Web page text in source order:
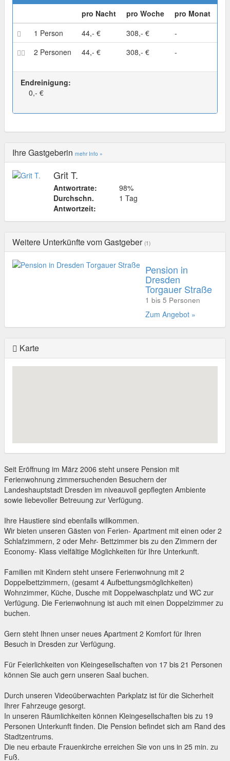
pro Nacht pro Woche
pro Monat
1 Person
44,- € 308,- €
-
2 Personen
44,- € 308,- € -
Endreinigung:
0,- €
Ihre Gastgeberin mehr Info »
Grit T.
Antwortrate:
98%
Durchschn.
Antwortzeit:
1 Tag
Weitere Unterkünfte vom Gastgeber (1)
Pension in
Dresden
Torgauer Straße
1 bis 5 Personen
Zum Angebot »
Karte
Seit Eröffnung im März 2006 steht unsere Pension mit
Ferienwohnung zimmersuchenden Besuchern der
Landeshauptstadt Dresden im niveauvoll gepflegten Ambiente
sowie liebevoller Betreuung zur Verfügung.
Ihre Haustiere sind ebenfalls willkommen.
Wir bieten unseren Gästen von Ferien- Apartment mit einen oder 2
Schlafzimmern, 2 oder Mehr- Bettzimmer bis zu den Zimmern der
Economy- Klass vielfältige Möglichkeiten für Ihre Unterkunft.
Familien mit Kindern steht unsere Ferienwohnung mit 2
Doppelbettzimmern, (gesamt 4 Aufbettungsmöglichkeiten)
Wohnzimmer, Küche, Dusche mit Doppelwaschplatz und WC zur
Verfügung. Die Ferienwohnung ist auch mit einen Doppelzimmer zu
buchen.
Gern steht Ihnen unser neues Apartment 2 Komfort für Ihren
Besuch in Dresden zur Verfügung.
Für Feierlichkeiten von Kleingesellschaften von 17 bis 21 Personen
können Sie auch gern unseren Saal buchen.
Durch unseren Videoüberwachten Parkplatz ist für die Sicherheit
Ihrer Fahrzeuge gesorgt.
In unseren Räumlichkeiten können Kleingesellschaften bis zu 19
Personen Unterkunft finden. Die Pension befindet sich am Rand des
Stadtzentrums.
Die neu erbaute Frauenkirche erreichen Sie von uns in 25 min. zu
Fuß.